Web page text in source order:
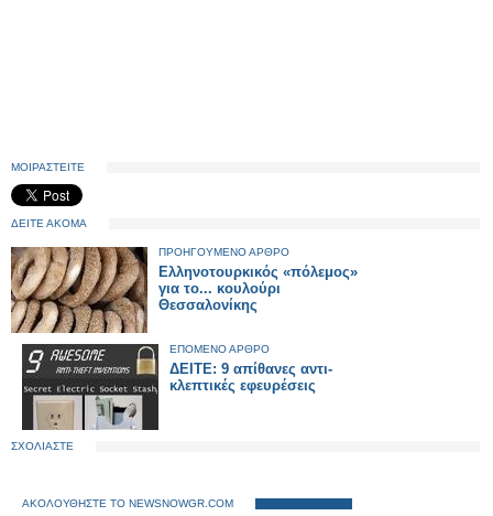
ΜΟΙΡΑΣΤΕΙΤΕ
ΔΕΙΤΕ ΑΚΟΜΑ
ΠΡΟΗΓΟΥΜΕΝΟ ΑΡΘΡΟ
Ελληνοτουρκικός «πόλεμος»
για το... κουλούρι
Θεσσαλονίκης
ΕΠΟΜΕΝΟ ΑΡΘΡΟ
ΔΕΙΤΕ: 9 απίθανες αντι-
κλεπτικές εφευρέσεις
ΣΧΟΛΙΑΣΤΕ
ΑΚΟΛΟΥΘΗΣΤΕ ΤΟ NEWSNOWGR.COM